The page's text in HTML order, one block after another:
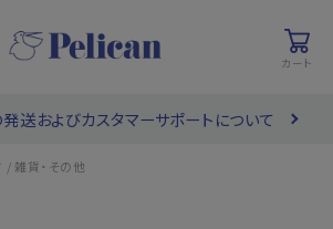
カート
発送およびカスタマーサポートについて
/ 雑貨・その他